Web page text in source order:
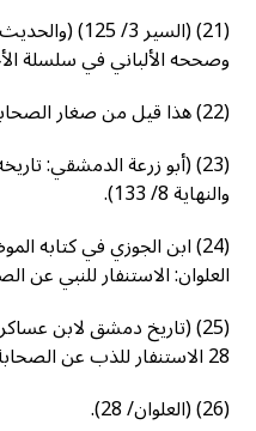
وصححه الألباني في سلسلة
(22) هذا قيل من صغار الصحابة.
والنهاية 8/ 133).
العلوان: الاستنفار للنبي عن
28 الاستنفار للذب عن الصحابة الأخيار).
(26) (العلوان/ 28).